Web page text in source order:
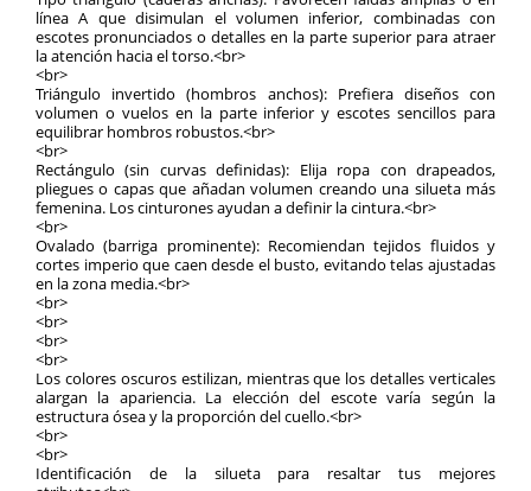
línea A que disimulan el volumen inferior, combinadas con
escotes pronunciados o detalles en la parte superior para atraer
la atención hacia el torso.<br>
<br>
Triángulo invertido (hombros anchos): Prefiera diseños con
volumen o vuelos en la parte inferior y escotes sencillos para
equilibrar hombros robustos.<br>
<br>
Rectángulo (sin curvas definidas): Elija ropa con drapeados,
pliegues o capas que añadan volumen creando una silueta más
femenina. Los cinturones ayudan a definir la cintura.<br>
<br>
Ovalado (barriga prominente): Recomiendan tejidos fluidos y
cortes imperio que caen desde el busto, evitando telas ajustadas
en la zona media.<br>
<br>
<br>
<br>
<br>
Los colores oscuros estilizan, mientras que los detalles verticales
alargan la apariencia. La elección del escote varía según la
estructura ósea y la proporción del cuello.<br>
<br>
<br>
Identificación de la silueta para resaltar tus mejores